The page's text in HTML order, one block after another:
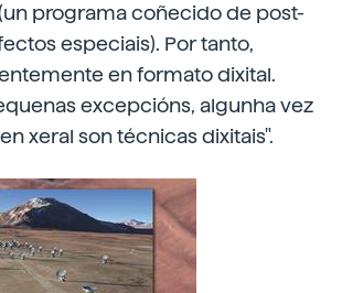
programa coñecido de post-
especiais). Por tanto,
en formato dixital.
excepcións, algunha vez
xeral son técnicas dixitais".